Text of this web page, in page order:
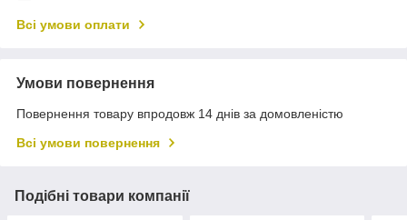
Всі умови оплати
Умови повернення
Повернення товару впродовж 14 днів за домовленістю
Всі умови повернення
Подібні товари компанії